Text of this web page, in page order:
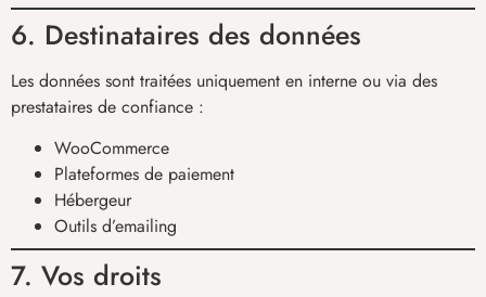
6. Destinataires des données
Les données sont traitées uniquement en interne ou via des
prestataires de confiance :
WooCommerce
Plateformes de paiement
Hébergeur
Outils d’emailing
7. Vos droits